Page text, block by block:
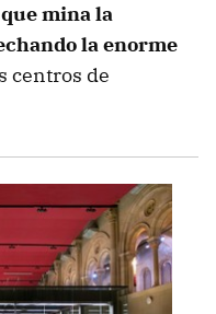
mina la
la enorme
centros de